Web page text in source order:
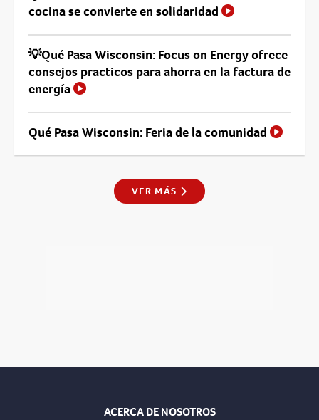
cocina se convierte en solidaridad
💡Qué Pasa Wisconsin: Focus on Energy ofrece
consejos practicos para ahorra en la factura de
energía
Qué Pasa Wisconsin: Feria de la comunidad
VER MÁS
ACERCA DE NOSOTROS